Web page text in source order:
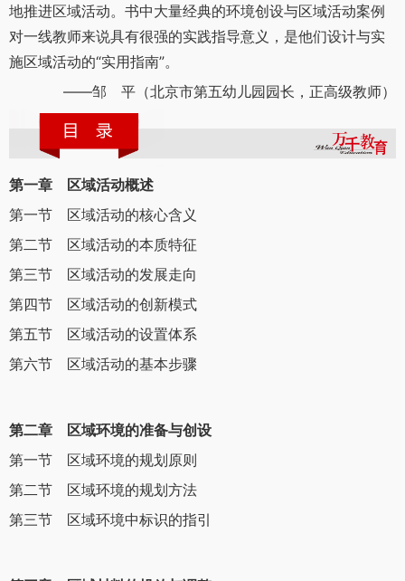
地推进区域活动。书中大量经典的环境创设与区域活动案例
对一线教师来说具有很强的实践指导意义，是他们设计与实
施区域活动的“实用指南”。
——邹 平（北京市第五幼儿园园长，正高级教师）
第一章 区域活动概述
第一节 区域活动的核心含义
第二节 区域活动的本质特征
第三节 区域活动的发展走向
第四节 区域活动的创新模式
第五节 区域活动的设置体系
第六节 区域活动的基本步骤
第二章 区域环境的准备与创设
第一节 区域环境的规划原则
第二节 区域环境的规划方法
第三节 区域环境中标识的指引